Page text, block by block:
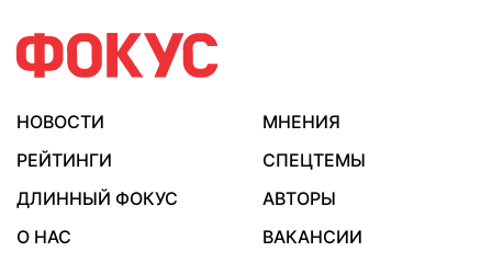
НОВОСТИ
МНЕНИЯ
РЕЙТИНГИ
СПЕЦТЕМЫ
ДЛИННЫЙ ФОКУС
АВТОРЫ
О НАС
ВАКАНСИИ